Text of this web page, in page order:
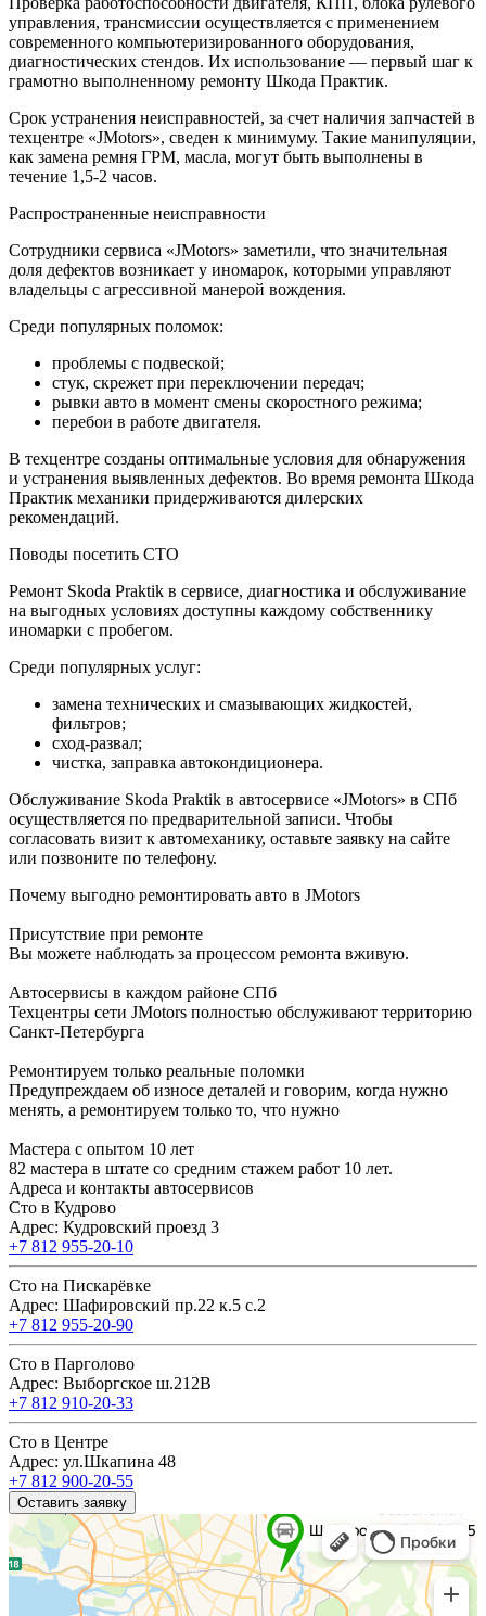
управления, трансмиссии осуществляется с применением
современного компьютеризированного оборудования,
диагностических стендов. Их использование — первый шаг к
грамотно выполненному ремонту Шкода Практик.
Срок устранения неисправностей, за счет наличия запчастей в
техцентре «JMotors», сведен к минимуму. Такие манипуляции,
как замена ремня ГРМ, масла, могут быть выполнены в
течение 1,5-2 часов.
Распространенные неисправности
Сотрудники сервиса «JMotors» заметили, что значительная
доля дефектов возникает у иномарок, которыми управляют
владельцы с агрессивной манерой вождения.
Среди популярных поломок:
проблемы с подвеской;
стук, скрежет при переключении передач;
рывки авто в момент смены скоростного режима;
перебои в работе двигателя.
В техцентре созданы оптимальные условия для обнаружения
и устранения выявленных дефектов. Во время ремонта Шкода
Практик механики придерживаются дилерских
рекомендаций.
Поводы посетить СТО
Ремонт Skoda Praktik в сервисе, диагностика и обслуживание
на выгодных условиях доступны каждому собственнику
иномарки с пробегом.
Среди популярных услуг:
замена технических и смазывающих жидкостей,
фильтров;
сход-развал;
чистка, заправка автокондиционера.
Обслуживание Skoda Praktik в автосервисе «JMotors» в СПб
осуществляется по предварительной записи. Чтобы
согласовать визит к автомеханику, оставьте заявку на сайте
или позвоните по телефону.
Почему выгодно ремонтировать авто в JMotors
Присутствие при ремонте
Вы можете наблюдать за процессом ремонта вживую.
Автосервисы в каждом районе СПб
Техцентры сети JMotors полностью обслуживают территорию
Санкт-Петербурга
Ремонтируем только реальные поломки
Предупреждаем об износе деталей и говорим, когда нужно
менять, а ремонтируем только то, что нужно
Мастера с опытом 10 лет
82 мастера в штате со средним стажем работ 10 лет.
Адреса и контакты автосервисов
Сто в Кудрово
Адрес: Кудровский проезд 3
+7 812 955-20-10
Сто на Пискарёвке
Адрес: Шафировский пр.22 к.5 с.2
+7 812 955-20-90
Сто в Парголово
Адрес: Выборгское ш.212В
+7 812 910-20-33
Сто в Центре
Адрес: ул.Шкапина 48
+7 812 900-20-55
Оставить заявку